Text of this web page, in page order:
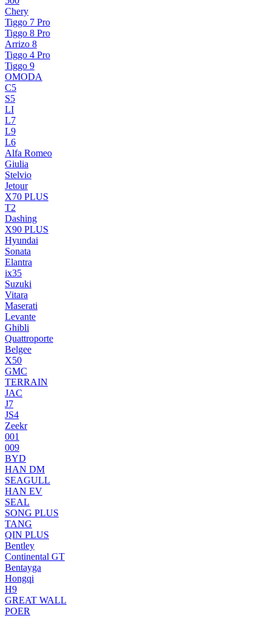
Chery
Tiggo 7 Pro
Tiggo 8 Pro
Arrizo 8
Tiggo 4 Pro
Tiggo 9
OMODA
C5
S5
LI
L7
L9
L6
Alfa Romeo
Giulia
Stelvio
Jetour
X70 PLUS
T2
Dashing
X90 PLUS
Hyundai
Sonata
Elantra
ix35
Suzuki
Vitara
Maserati
Levante
Ghibli
Quattroporte
Belgee
X50
GMC
TERRAIN
JAC
J7
JS4
Zeekr
001
009
BYD
HAN DM
SEAGULL
HAN EV
SEAL
SONG PLUS
TANG
QIN PLUS
Bentley
Continental GT
Bentayga
Hongqi
H9
GREAT WALL
POER